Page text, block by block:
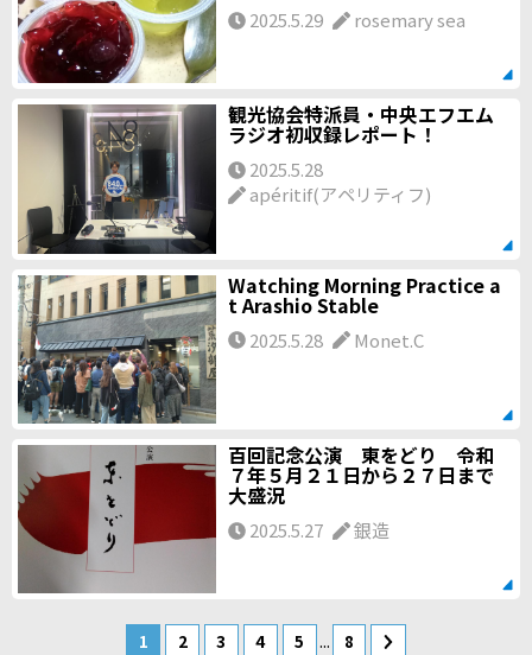
2025.5.29 rosemary sea
観光協会特派員・中央エフエム
ラジオ初収録レポート！
2025.5.28
apéritif(アペリティフ)
Watching Morning Practice a
t Arashio Stable
2025.5.28 Monet.C
百回記念公演 東をどり 令和
７年５月２１日から２７日まで
大盛況
2025.5.27 銀造
1 2 3 4 5 ... 8